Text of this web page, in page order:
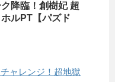
降臨！創樹妃 超
ルPT【パズド
ャレンジ！超地獄